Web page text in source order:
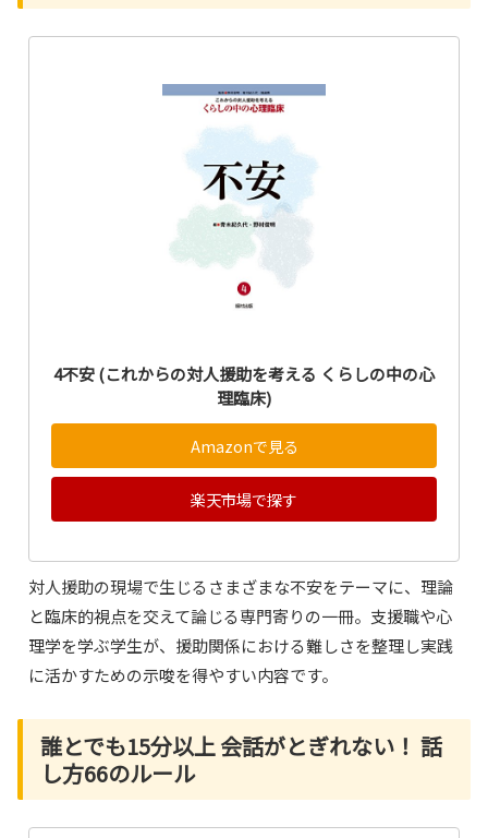
4不安 (これからの対人援助を考える くらしの中の心
理臨床)
Amazonで見る
楽天市場で探す
対人援助の現場で生じるさまざまな不安をテーマに、理論
と臨床的視点を交えて論じる専門寄りの一冊。支援職や心
理学を学ぶ学生が、援助関係における難しさを整理し実践
に活かすための示唆を得やすい内容です。
誰とでも15分以上 会話がとぎれない！ 話
し方66のルール